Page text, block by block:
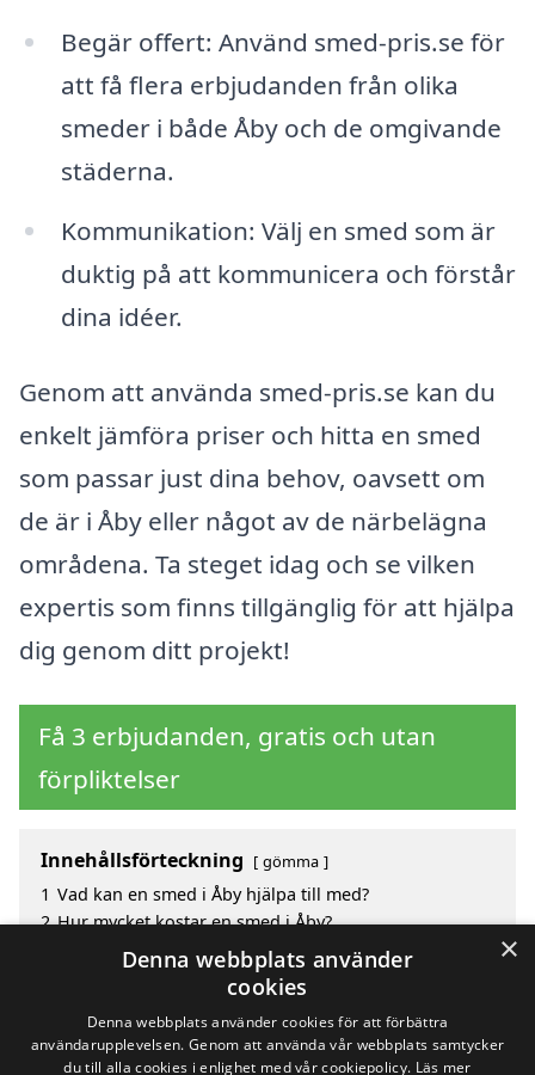
Begär offert: Använd smed-pris.se för
att få flera erbjudanden från olika
smeder i både Åby och de omgivande
städerna.
Kommunikation: Välj en smed som är
duktig på att kommunicera och förstår
dina idéer.
Genom att använda smed-pris.se kan du
enkelt jämföra priser och hitta en smed
som passar just dina behov, oavsett om
de är i Åby eller något av de närbelägna
områdena. Ta steget idag och se vilken
expertis som finns tillgänglig för att hjälpa
dig genom ditt projekt!
Få 3 erbjudanden, gratis och utan
förpliktelser
Innehållsförteckning gömma
1 Vad kan en smed i Åby hjälpa till med?
2 Hur mycket kostar en smed i Åby?
Fördelar med att välja smed i Åby
Sök efter en skicklig smed i de omgivande städerna
×
Denna webbplats använder
cookies
Denna webbplats använder cookies för att förbättra
användarupplevelsen. Genom att använda vår webbplats samtycker
du till alla cookies i enlighet med vår cookiepolicy. Läs mer